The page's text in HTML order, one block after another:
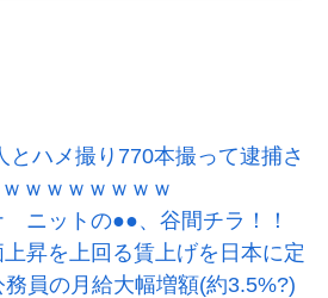
とハメ撮り770本撮って逮捕さ
ｗｗｗｗｗｗｗ
ニットの●●、谷間チラ！！
昇を上回る賃上げを日本に定
員の月給大幅増額(約3.5%?)